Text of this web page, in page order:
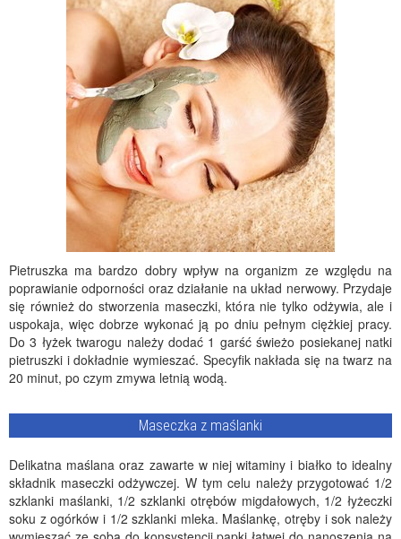
Pietruszka ma bardzo dobry wpływ na organizm ze względu na
poprawianie odporności oraz działanie na układ nerwowy. Przydaje
się również do stworzenia maseczki, która nie tylko odżywia, ale i
uspokaja, więc dobrze wykonać ją po dniu pełnym ciężkiej pracy.
Do 3 łyżek twarogu należy dodać 1 garść świeżo posiekanej natki
pietruszki i dokładnie wymieszać. Specyfik nakłada się na twarz na
20 minut, po czym zmywa letnią wodą.
Maseczka z maślanki
Delikatna maślana oraz zawarte w niej witaminy i białko to idealny
składnik maseczki odżywczej. W tym celu należy przygotować 1/2
szklanki maślanki, 1/2 szklanki otrębów migdałowych, 1/2 łyżeczki
soku z ogórków i 1/2 szklanki mleka. Maślankę, otręby i sok należy